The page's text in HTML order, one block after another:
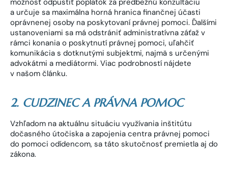
a určuje sa maximálna horná hranica finančnej účasti
oprávnenej osoby na poskytovaní právnej pomoci. Ďalšími
ustanoveniami sa má odstrániť administratívna záťaž v
rámci konania o poskytnutí právnej pomoci, uľahčiť
komunikácia s dotknutými subjektmi, najmä s určenými
advokátmi a mediátormi. Viac podrobností nájdete
v našom článku.
2. CUDZINEC A PRÁVNA POMOC
Vzhľadom na aktuálnu situáciu využívania inštitútu
dočasného útočiska a zapojenia centra právnej pomoci
do pomoci odídencom, sa táto skutočnosť premietla aj do
zákona.